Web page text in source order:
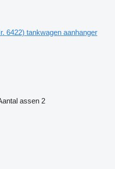
6422) tankwagen aanhanger
assen 2